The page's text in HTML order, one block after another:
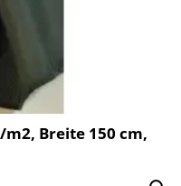
m2, Breite 150 cm,